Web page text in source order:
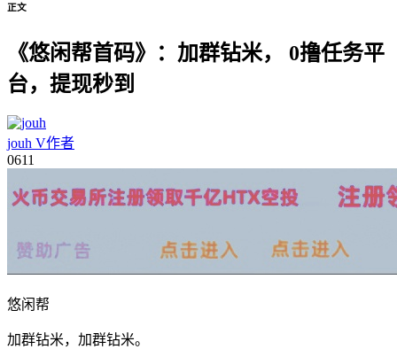
正文
《悠闲帮首码》：加群钻米， 0撸任务平
台，提现秒到
jouh V作者
0611
悠闲帮
加群钻米，加群钻米。